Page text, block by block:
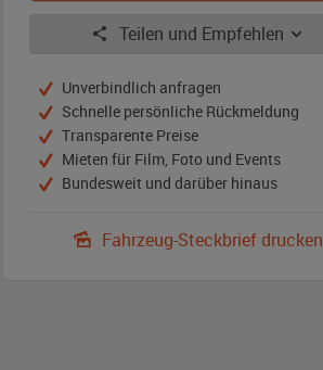
Teilen und Empfehlen
Unverbindlich anfragen
Schnelle persönliche Rückmeldung
Transparente Preise
Mieten für Film, Foto und Events
Bundesweit und darüber hinaus
Fahrzeug-Steckbrief drucken